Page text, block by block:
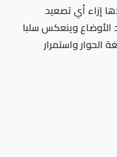
إزاء أي تصعيد
الأوضاع وينعكس سلبا
الحوار واستمرار